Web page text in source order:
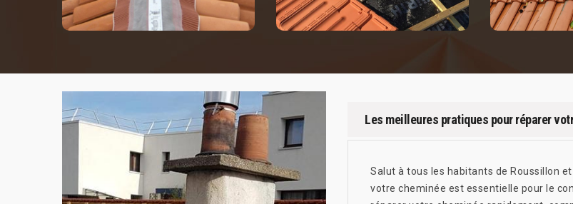
Les meilleures pratiques pour réparer
Salut à tous les habitants de Roussillon
votre cheminée est essentielle pour le